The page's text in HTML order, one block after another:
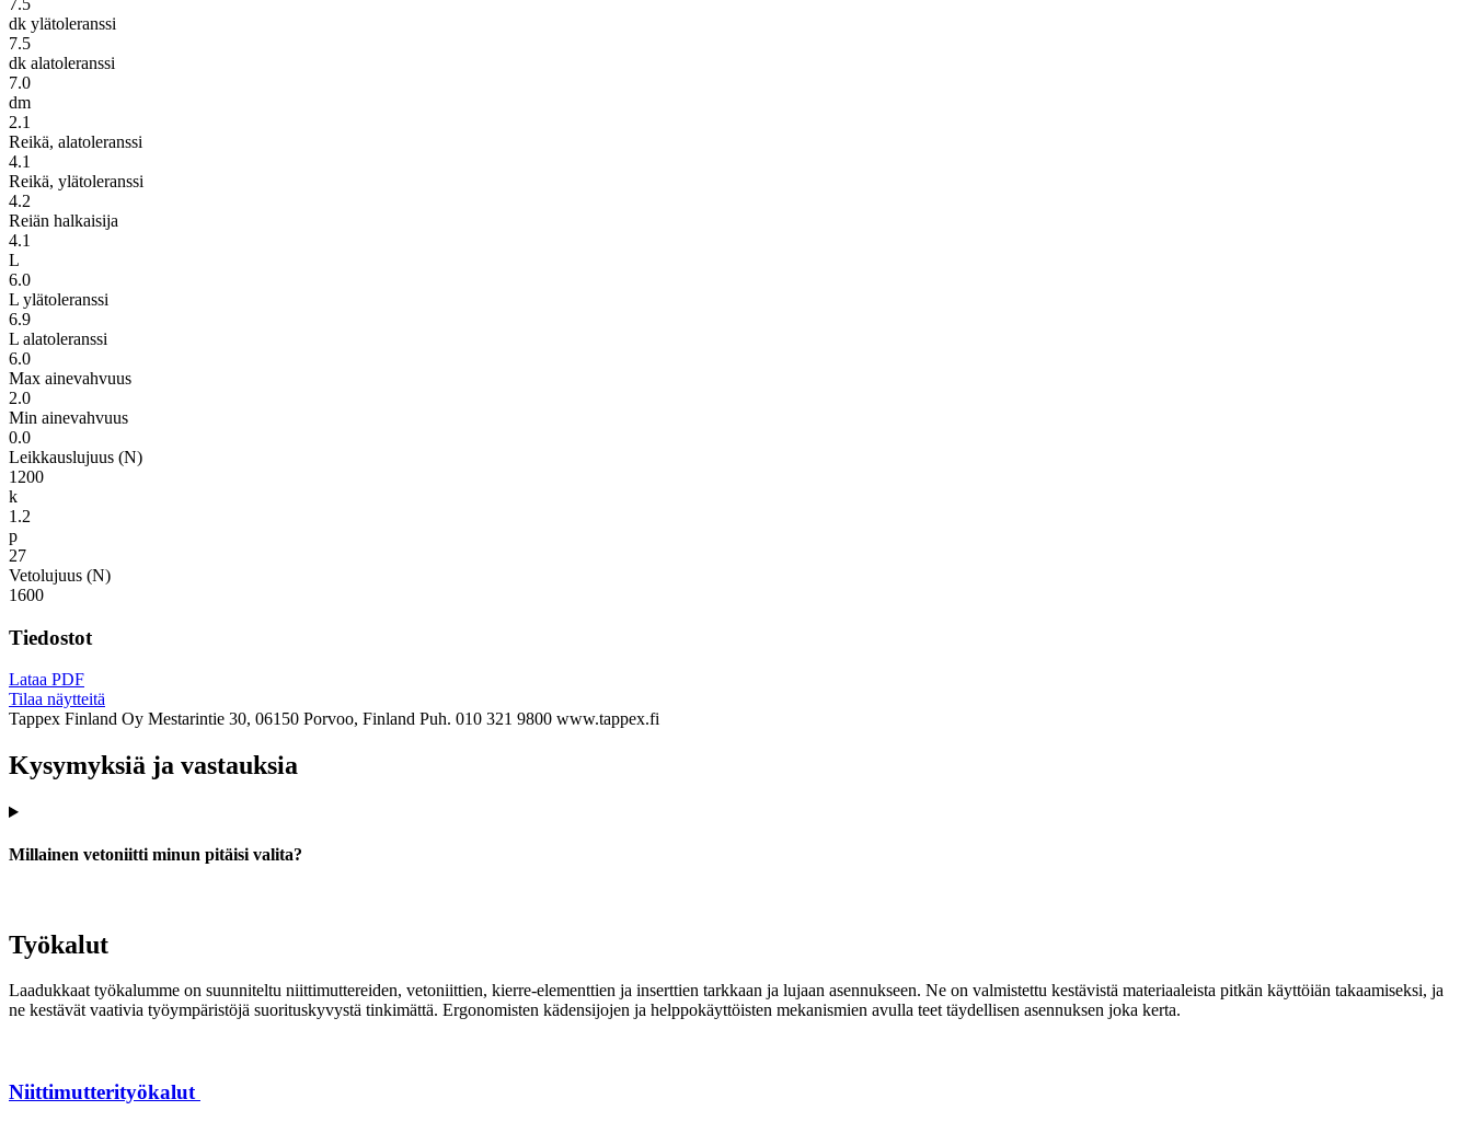
dk ylätoleranssi
7.5
dk alatoleranssi
7.0
dm
2.1
Reikä, alatoleranssi
4.1
Reikä, ylätoleranssi
4.2
Reiän halkaisija
4.1
L
6.0
L ylätoleranssi
6.9
L alatoleranssi
6.0
Max ainevahvuus
2.0
Min ainevahvuus
0.0
Leikkauslujuus (N)
1200
k
1.2
p
27
Vetolujuus (N)
1600
Tiedostot
Lataa PDF
Tilaa näytteitä
Tappex Finland Oy Mestarintie 30, 06150 Porvoo, Finland Puh. 010 321 9800 www.tappex.fi
Kysymyksiä ja vastauksia
Millainen vetoniitti minun pitäisi valita?
Työkalut
Laadukkaat työkalumme on suunniteltu niittimuttereiden, vetoniittien, kierre-elementtien ja inserttien tarkkaan ja lujaan asennukseen. Ne on valmistettu kestävistä materiaaleista pitkän käyttöiän takaamiseksi, ja
ne kestävät vaativia työympäristöjä suorituskyvystä tinkimättä. Ergonomisten kädensijojen ja helppokäyttöisten mekanismien avulla teet täydellisen asennuksen joka kerta.
Niittimutterityökalut